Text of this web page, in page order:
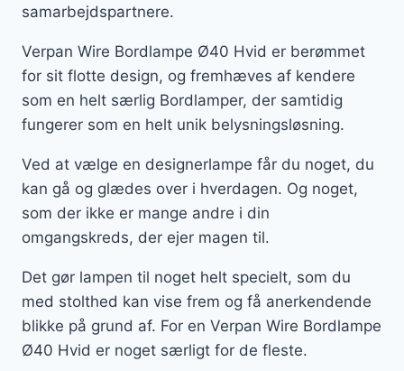
samarbejdspartnere.
Verpan Wire Bordlampe Ø40 Hvid er berømmet
for sit flotte design, og fremhæves af kendere
som en helt særlig Bordlamper, der samtidig
fungerer som en helt unik belysningsløsning.
Ved at vælge en designerlampe får du noget, du
kan gå og glædes over i hverdagen. Og noget,
som der ikke er mange andre i din
omgangskreds, der ejer magen til.
Det gør lampen til noget helt specielt, som du
med stolthed kan vise frem og få anerkendende
blikke på grund af. For en Verpan Wire Bordlampe
Ø40 Hvid er noget særligt for de fleste.